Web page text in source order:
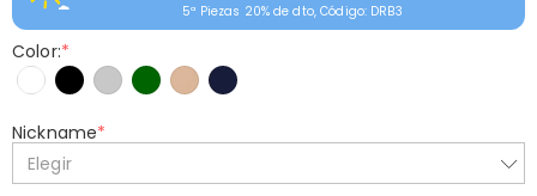
5ª Piezas 20% de dto, Código: DRB3
Color:*
Nickname*
Elegir